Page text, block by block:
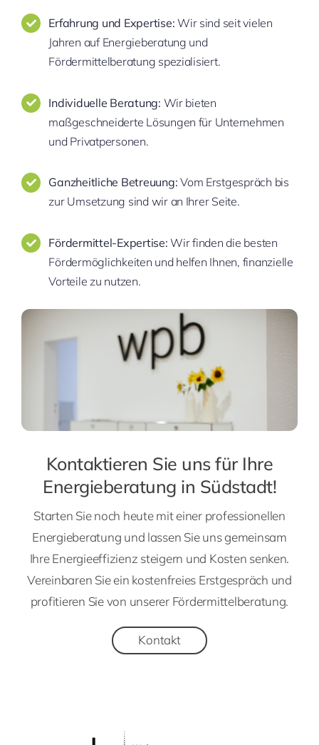
Erfahrung und Expertise: Wir sind seit vielen
Jahren auf Energieberatung und
Fördermittelberatung spezialisiert.
Individuelle Beratung: Wir bieten
maßgeschneiderte Lösungen für Unternehmen
und Privatpersonen.
Ganzheitliche Betreuung: Vom Erstgespräch bis
zur Umsetzung sind wir an Ihrer Seite.
Fördermittel-Expertise: Wir finden die besten
Fördermöglichkeiten und helfen Ihnen, finanzielle
Vorteile zu nutzen.
Kontaktieren Sie uns für Ihre
Energieberatung in Südstadt!
Starten Sie noch heute mit einer professionellen
Energieberatung und lassen Sie uns gemeinsam
Ihre Energieeffizienz steigern und Kosten senken.
Vereinbaren Sie ein kostenfreies Erstgespräch und
profitieren Sie von unserer Fördermittelberatung.
Kontakt